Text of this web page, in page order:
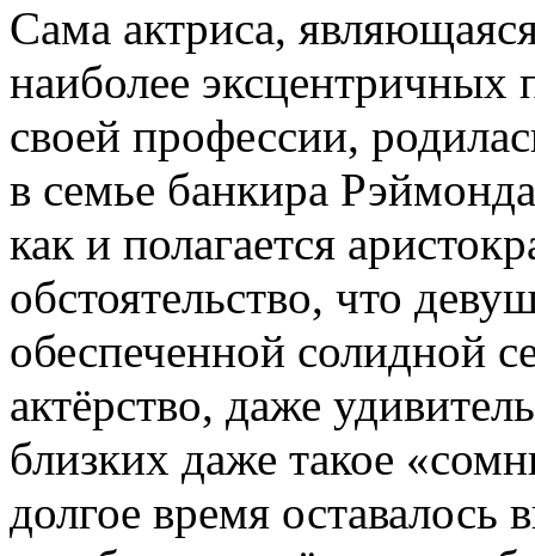
Сама актриса,
наиболее эксцентричных
своей профессии,
в семье банкира
как и полагается
обстоятельство, что
обеспеченной солидной
актёрство, даже
близких даже такое
долгое время